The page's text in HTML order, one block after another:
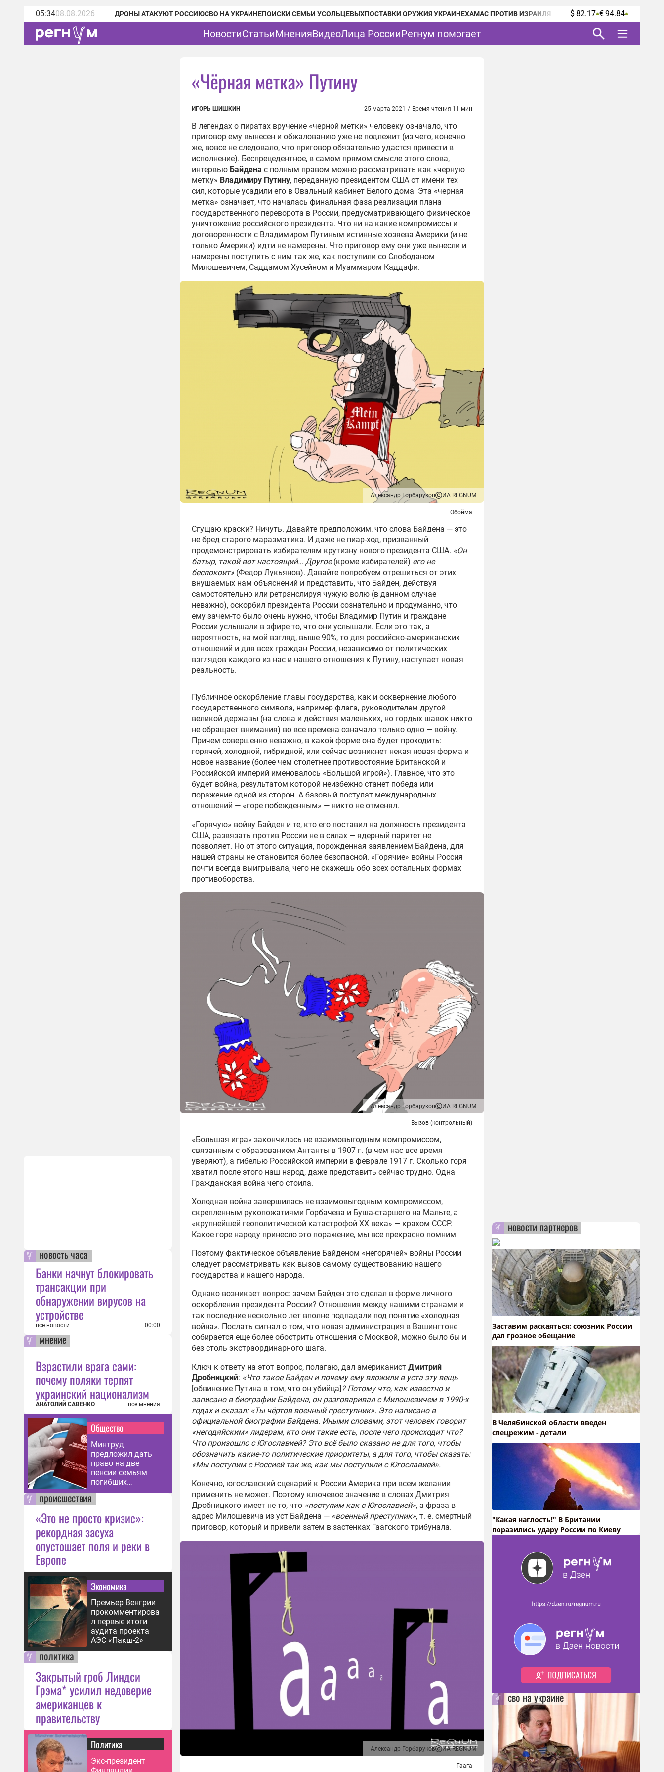
05:3408.08.2026 ДРОНЫ АТАКУЮТ РОССИЮСВО НА УКРАИНЕПОИСКИ СЕМЬИ УСОЛЬЦЕВЫХПОСТАВКИ ОРУЖИЯ УКРАИНЕХАМАС ПРОТИВ ИЗРАИЛЯ $ 82.17 € 94.84
НовостиСтатьиМненияВидеоЛица РоссииРегнум помогает
новость часа
Банки начнут блокировать
трансакции при
обнаружении вирусов на
устройстве
все новости 00:00
мнение
Взрастили врага сами:
почему поляки терпят
украинский национализм
АНАТОЛИЙ САВЕНКО все мнения
Общество
Минтруд
предложил дать
право на две
пенсии семьям
погибших
участников СВО
происшествия
«Это не просто кризис»:
рекордная засуха
опустошает поля и реки в
Европе
Экономика
Премьер Венгрии
прокомментирова
л первые итоги
аудита проекта
АЭС «Пакш-2»
политика
Закрытый гроб Линдси
Грэма* усилил недоверие
американцев к
правительству
Политика
Экс-президент
«Чёрная метка» Путину
ИГОРЬ ШИШКИН 25 марта 2021 / Время чтения 11 мин
В легендах о пиратах вручение «черной метки» человеку означало, что
приговор ему вынесен и обжалованию уже не подлежит (из чего, конечно
же, вовсе не следовало, что приговор обязательно удастся привести в
исполнение). Беспрецедентное, в самом прямом смысле этого слова,
интервью Байдена с полным правом можно рассматривать как «черную
метку» Владимиру Путину, переданную президентом США от имени тех
сил, которые усадили его в Овальный кабинет Белого дома. Эта «черная
метка» означает, что началась финальная фаза реализации плана
государственного переворота в России, предусматривающего физическое
уничтожение российского президента. Что ни на какие компромиссы и
договоренности с Владимиром Путиным истинные хозяева Америки (и не
только Америки) идти не намерены. Что приговор ему они уже вынесли и
намерены поступить с ним так же, как поступили со Слободаном
Милошевичем, Саддамом Хусейном и Муаммаром Каддафи.
Александр Горбаруков ИА REGNUM
Обойма
Сгущаю краски? Ничуть. Давайте предположим, что слова Байдена — это
не бред старого маразматика. И даже не пиар-ход, призванный
продемонстрировать избирателям крутизну нового президента США. «Он
батыр, такой вот настоящий… Другое(кроме избирателей) его не
беспокоит» (Федор Лукьянов). Давайте попробуем отрешиться от этих
внушаемых нам объяснений и представить, что Байден, действуя
самостоятельно или ретранслируя чужую волю (в данном случае
неважно), оскорбил президента России сознательно и продуманно, что
ему зачем-то было очень нужно, чтобы Владимир Путин и граждане
России услышали в эфире то, что они услышали. Если это так, а
вероятность, на мой взгляд, выше 90%, то для российско-американских
отношений и для всех граждан России, независимо от политических
взглядов каждого из нас и нашего отношения к Путину, наступает новая
реальность.
Публичное оскорбление главы государства, как и осквернение любого
государственного символа, например флага, руководителем другой
великой державы (на слова и действия маленьких, но гордых шавок никто
не обращает внимания) во все времена означало только одно — войну.
Причем совершенно неважно, в какой форме она будет проходить:
горячей, холодной, гибридной, или сейчас возникнет некая новая форма и
новое название (более чем столетнее противостояние Британской и
Российской империй именовалось «Большой игрой»). Главное, что это
будет война, результатом которой неизбежно станет победа или
поражение одной из сторон. А базовый постулат международных
отношений — «горе побежденным» — никто не отменял.
«Горячую» войну Байден и те, кто его поставил на должность президента
США, развязать против России не в силах — ядерный паритет не
позволяет. Но от этого ситуация, порожденная заявлением Байдена, для
нашей страны не становится более безопасной. «Горячие» войны Россия
почти всегда выигрывала, чего не скажешь обо всех остальных формах
противоборства.
Александр Горбаруков ИА REGNUM
Вызов (контрольный)
«Большая игра» закончилась не взаимовыгодным компромиссом,
связанным с образованием Антанты в 1907 г. (в чем нас все время
уверяют), а гибелью Российской империи в феврале 1917 г. Сколько горя
хватил после этого наш народ, даже представить сейчас трудно. Одна
Гражданская война чего стоила.
Холодная война завершилась не взаимовыгодным компромиссом,
скрепленным рукопожатиями Горбачева и Буша-старшего на Мальте, а
«крупнейшей геополитической катастрофой ХХ века» — крахом СССР.
Какое горе народу принесло это поражение, мы все прекрасно помним.
Поэтому фактическое объявление Байденом «негорячей» войны России
следует рассматривать как вызов самому существованию нашего
государства и нашего народа.
Однако возникает вопрос: зачем Байден это сделал в форме личного
оскорбления президента России? Отношения между нашими странами и
так последние несколько лет вполне подпадали под понятие «холодная
война». Послать сигнал о том, что новая администрация в Вашингтоне
собирается еще более обострить отношения с Москвой, можно было бы и
без столь экстраординарного шага.
Ключ к ответу на этот вопрос, полагаю, дал американист Дмитрий
Дробницкий: «Что такое Байден и почему ему вложили в уста эту вещь
[обвинение Путина в том, что он убийца] ? Потому что, как известно и
записано в биографии Байдена, он разговаривал с Милошевичем в 1990-х
годах и сказал: «Ты чёртов военный преступник». Это написано в
официальной биографии Байдена. Иными словами, этот человек говорит
«негодяйским» лидерам, кто они такие есть, после чего происходит что?
Что произошло с Югославией? Это всё было сказано не для того, чтобы
обозначить какие-то политические приоритеты, а для того, чтобы сказать:
«Мы поступим с Россией так же, как мы поступили с Югославией».
Конечно, югославский сценарий к России Америка при всем желании
применить не может. Поэтому ключевое значение в словах Дмитрия
Дробницкого имеет не то, что «поступим как с Югославией», а фраза в
адрес Милошевича из уст Байдена — «военный преступник», т. е. смертный
приговор, который и привели затем в застенках Гаагского трибунала.
Александр Горбаруков ИА REGNUM
Гаага
новости партнеров
Заставим раскаяться: союзник России
дал грозное обещание
В Челябинской области введен
спецрежим - детали
"Какая наглость!" В Британии
поразились удару России по Киеву
сво на украине